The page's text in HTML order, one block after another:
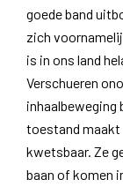
goede band
zich
is in ons land
Verschueren
inhaalbeweging
toestand maakt
kwetsbaar. Ze
baan of komen